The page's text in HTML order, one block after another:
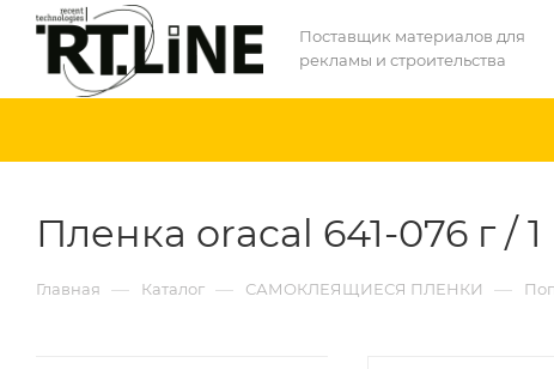
Поставщик материалов для
рекламы и строительства
Пленка oracal 641-076 г / 1
Главная — Каталог — САМОКЛЕЯЩИЕСЯ ПЛЕНКИ —